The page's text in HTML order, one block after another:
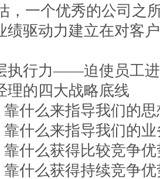
，一个优秀的公司之
绩驱动力建立在对客
执行力——迫使员工
理的四大战略底线
靠什么来指导我们的
靠什么来指导我们的
靠什么获得比较竞争
什么获得持续竞争